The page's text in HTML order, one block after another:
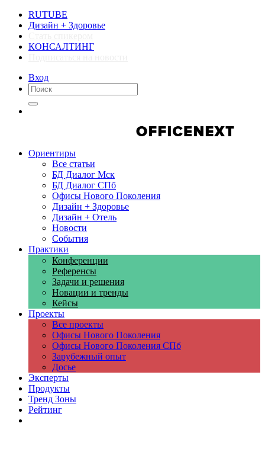
RUTUBE
Дизайн + Здоровье
КОНСАЛТИНГ
Вход
Ориентиры
Все статьи
БД Диалог Мск
БД Диалог СПб
Офисы Нового Поколения
Дизайн + Здоровье
Дизайн + Отель
Новости
События
Практики
Конференции
Референсы
Задачи и решения
Новации и тренды
Кейсы
Проекты
Все проекты
Офисы Нового Поколения
Офисы Нового Поколения СПб
Зарубежный опыт
Досье
Эксперты
Продукты
Тренд Зоны
Рейтинг